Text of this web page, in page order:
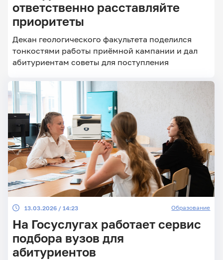
Главные
ответственно расставляйте
приоритеты
Декан геологического факультета поделился
тонкостями работы приёмной кампании и дал
абитуриентам советы для поступления
13.03.2026 / 14:23 Образование
На Госуслугах работает сервис
подбора вузов для
абитуриентов